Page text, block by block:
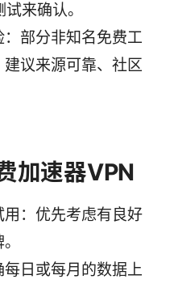
来确认。
部分非知名免费工
议来源可靠、社区
加速器VPN
：优先考虑有良好
日或每月的数据上